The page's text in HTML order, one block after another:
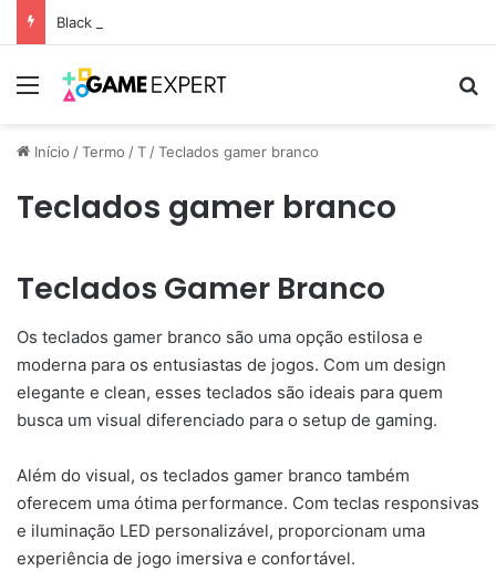
Black Friday: descontos incríveis em eletrônicos
Menu
Início /Termo /T /Teclados gamer branco
Teclados gamer branco
Teclados Gamer Branco
Os teclados gamer branco são uma opção estilosa e
moderna para os entusiastas de jogos. Com um design
elegante e clean, esses teclados são ideais para quem
busca um visual diferenciado para o setup de gaming.
Além do visual, os teclados gamer branco também
oferecem uma ótima performance. Com teclas responsivas
e iluminação LED personalizável, proporcionam uma
experiência de jogo imersiva e confortável.